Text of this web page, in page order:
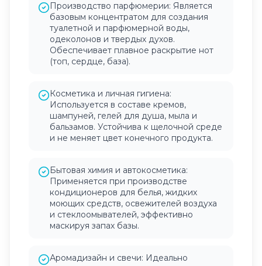
Производство парфюмерии: Является
базовым концентратом для создания
туалетной и парфюмерной воды,
одеколонов и твердых духов.
Обеспечивает плавное раскрытие нот
(топ, сердце, база).
Косметика и личная гигиена:
Используется в составе кремов,
шампуней, гелей для душа, мыла и
бальзамов. Устойчива к щелочной среде
и не меняет цвет конечного продукта.
Бытовая химия и автокосметика:
Применяется при производстве
кондиционеров для белья, жидких
моющих средств, освежителей воздуха
и стеклоомывателей, эффективно
маскируя запах базы.
Аромадизайн и свечи: Идеально